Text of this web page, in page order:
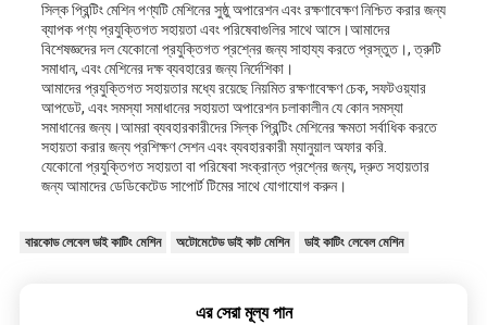
সিল্ক প্রিন্টিং মেশিন পণ্যটি মেশিনের সুষ্ঠু অপারেশন এবং রক্ষণাবেক্ষণ নিশ্চিত করার জন্য
ব্যাপক পণ্য প্রযুক্তিগত সহায়তা এবং পরিষেবাগুলির সাথে আসে।আমাদের
বিশেষজ্ঞদের দল যেকোনো প্রযুক্তিগত প্রশ্নের জন্য সাহায্য করতে প্রস্তুত।, ত্রুটি
সমাধান, এবং মেশিনের দক্ষ ব্যবহারের জন্য নির্দেশিকা।
আমাদের প্রযুক্তিগত সহায়তার মধ্যে রয়েছে নিয়মিত রক্ষণাবেক্ষণ চেক, সফটওয়্যার
আপডেট, এবং সমস্যা সমাধানের সহায়তা অপারেশন চলাকালীন যে কোন সমস্যা
সমাধানের জন্য।আমরা ব্যবহারকারীদের সিল্ক প্রিন্টিং মেশিনের ক্ষমতা সর্বাধিক করতে
সহায়তা করার জন্য প্রশিক্ষণ সেশন এবং ব্যবহারকারী ম্যানুয়াল অফার করি.
যেকোনো প্রযুক্তিগত সহায়তা বা পরিষেবা সংক্রান্ত প্রশ্নের জন্য, দ্রুত সহায়তার
জন্য আমাদের ডেডিকেটেড সাপোর্ট টিমের সাথে যোগাযোগ করুন।
বারকোড লেবেল ডাই কাটিং মেশিন অটোমেটেড ডাই কাট মেশিন ডাই কাটিং লেবেল মেশিন
এর সেরা মূল্য পান